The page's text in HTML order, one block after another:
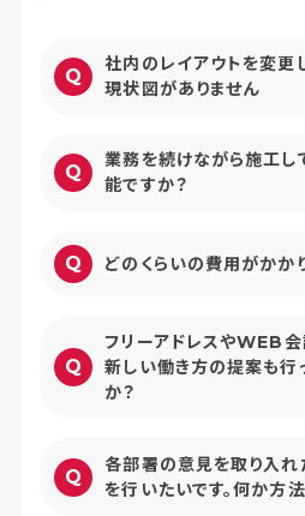
社内のレイアウトを変更
現状図がありません
業務を続けながら施工し
能ですか？
どのくらいの費用がかか
フリーアドレスやWEB会
新しい働き方の提案も行
か？
各部署の意見を取り入れ
を行いたいです。何か方